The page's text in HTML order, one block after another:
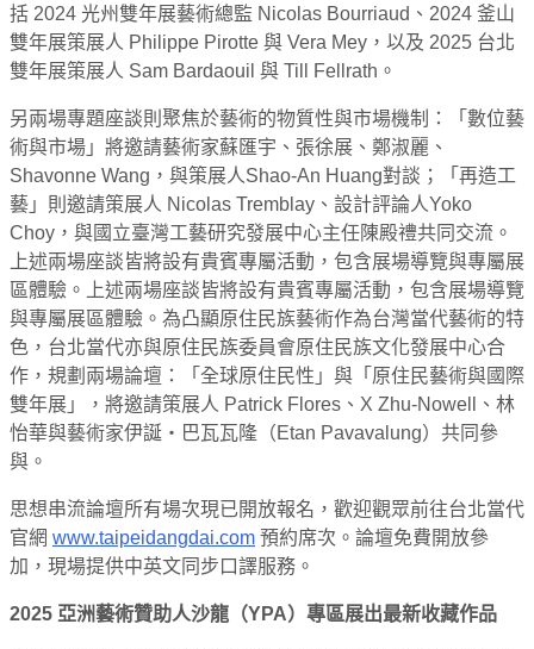
括 2024 光州雙年展藝術總監 Nicolas Bourriaud、2024 釜山
雙年展策展人 Philippe Pirotte 與 Vera Mey，以及 2025 台北
雙年展策展人 Sam Bardaouil 與 Till Fellrath。
另兩場專題座談則聚焦於藝術的物質性與市場機制：「數位藝
術與市場」將邀請藝術家蘇匯宇、張徐展、鄭淑麗、
Shavonne Wang，與策展人Shao-An Huang對談；「再造工
藝」則邀請策展人 Nicolas Tremblay、設計評論人Yoko
Choy，與國立臺灣工藝研究發展中心主任陳殿禮共同交流。
上述兩場座談皆將設有貴賓專屬活動，包含展場導覽與專屬展
區體驗。上述兩場座談皆將設有貴賓專屬活動，包含展場導覽
與專屬展區體驗。為凸顯原住民族藝術作為台灣當代藝術的特
色，台北當代亦與原住民族委員會原住民族文化發展中心合
作，規劃兩場論壇：「全球原住民性」與「原住民藝術與國際
雙年展」，將邀請策展人 Patrick Flores、X Zhu-Nowell、林
怡華與藝術家伊誕・巴瓦瓦隆（Etan Pavavalung）共同參
與。
思想串流論壇所有場次現已開放報名，歡迎觀眾前往台北當代
官網 www.taipeidangdai.com 預約席次。論壇免費開放參
加，現場提供中英文同步口譯服務。
2025 亞洲藝術贊助人沙龍（YPA）專區展出最新收藏作品